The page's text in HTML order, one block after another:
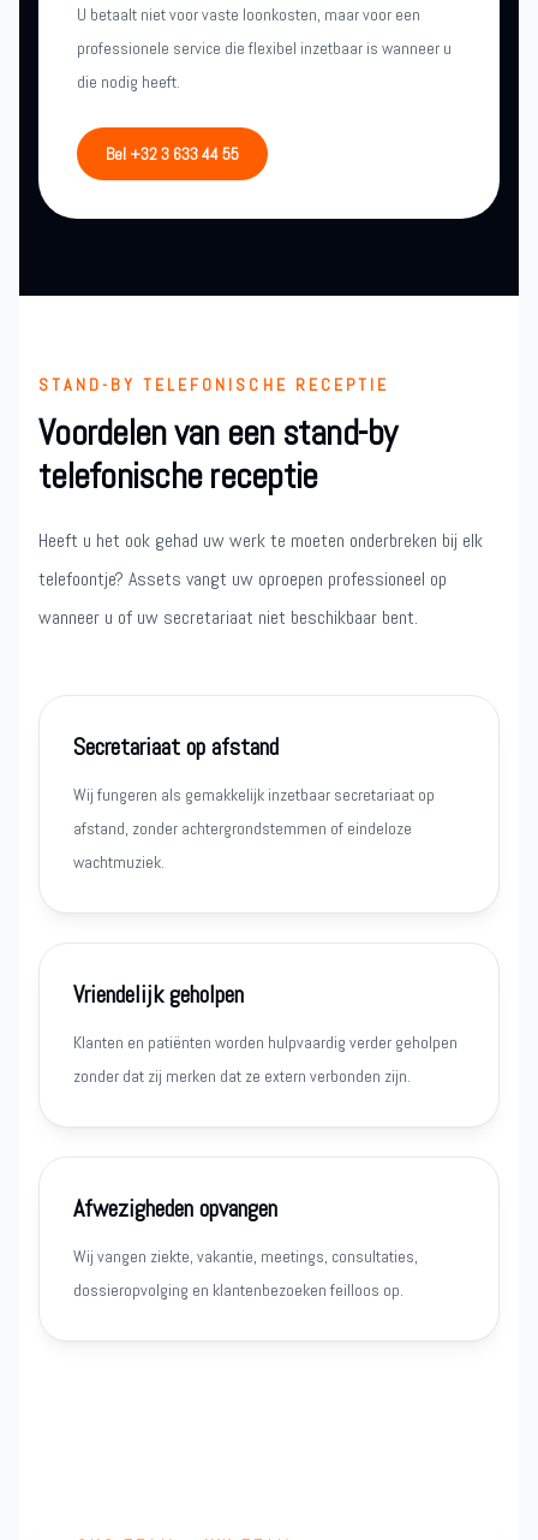
U betaalt niet voor vaste loonkosten, maar voor een
professionele service die flexibel inzetbaar is wanneer u
die nodig heeft.
Bel +32 3 633 44 55
STAND-BY TELEFONISCHE RECEPTIE
Voordelen van een stand-by
telefonische receptie
Heeft u het ook gehad uw werk te moeten onderbreken bij elk
telefoontje? Assets vangt uw oproepen professioneel op
wanneer u of uw secretariaat niet beschikbaar bent.
Secretariaat op afstand
Wij fungeren als gemakkelijk inzetbaar secretariaat op
afstand, zonder achtergrondstemmen of eindeloze
wachtmuziek.
Vriendelijk geholpen
Klanten en patiënten worden hulpvaardig verder geholpen
zonder dat zij merken dat ze extern verbonden zijn.
Afwezigheden opvangen
Wij vangen ziekte, vakantie, meetings, consultaties,
dossieropvolging en klantenbezoeken feilloos op.